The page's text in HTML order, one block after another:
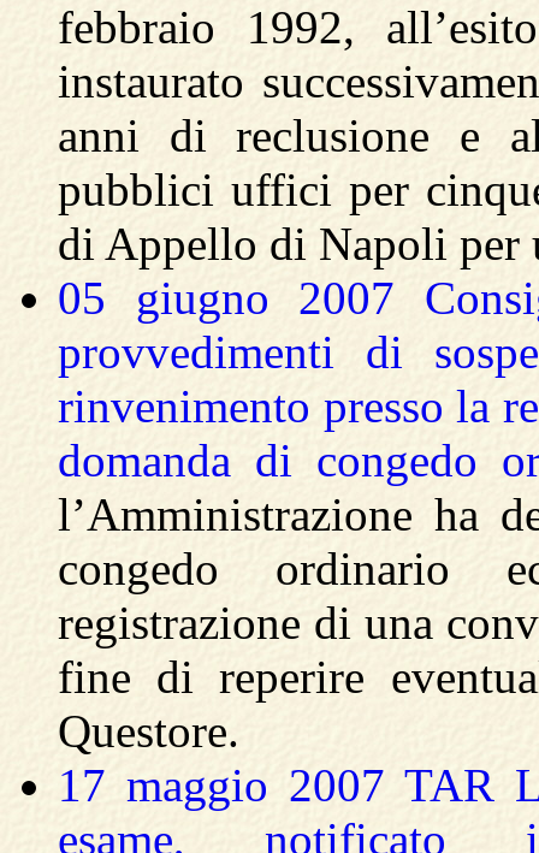
febbraio 1992,
instaurato
anni di reclusione e
pubblici uffici per
di Appello di Napoli per
05 giugno 2007
provvedimenti di
rinvenimento presso la
domanda di congedo
l’Amministrazione ha
congedo ordinario
registrazione di una
fine di reperire
Questore.
17 maggio 2007 TAR
esame,